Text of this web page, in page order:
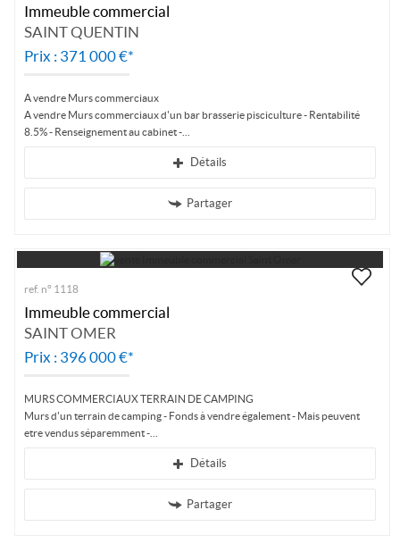
Immeuble commercial
SAINT QUENTIN
Prix : 371 000 €*
A vendre Murs commerciaux
A vendre Murs commerciaux d'un bar brasserie pisciculture - Rentabilité
8.5% - Renseignement au cabinet -
Détails
Partager
ref. n° 1118
Immeuble commercial
SAINT OMER
Prix : 396 000 €*
MURS COMMERCIAUX TERRAIN DE CAMPING
Murs d'un terrain de camping - Fonds à vendre également - Mais peuvent
etre vendus séparemment -
Détails
Partager